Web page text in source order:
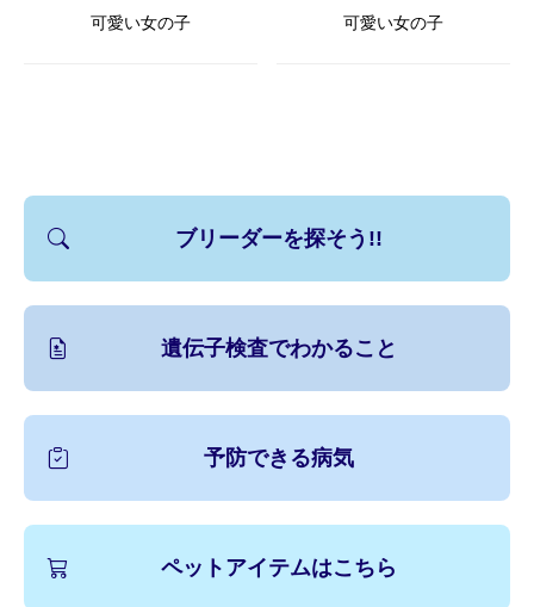
可愛い女の子 可愛い女の子
ブリーダーを探そう!!
遺伝子検査でわかること
予防できる病気
ペットアイテムはこちら